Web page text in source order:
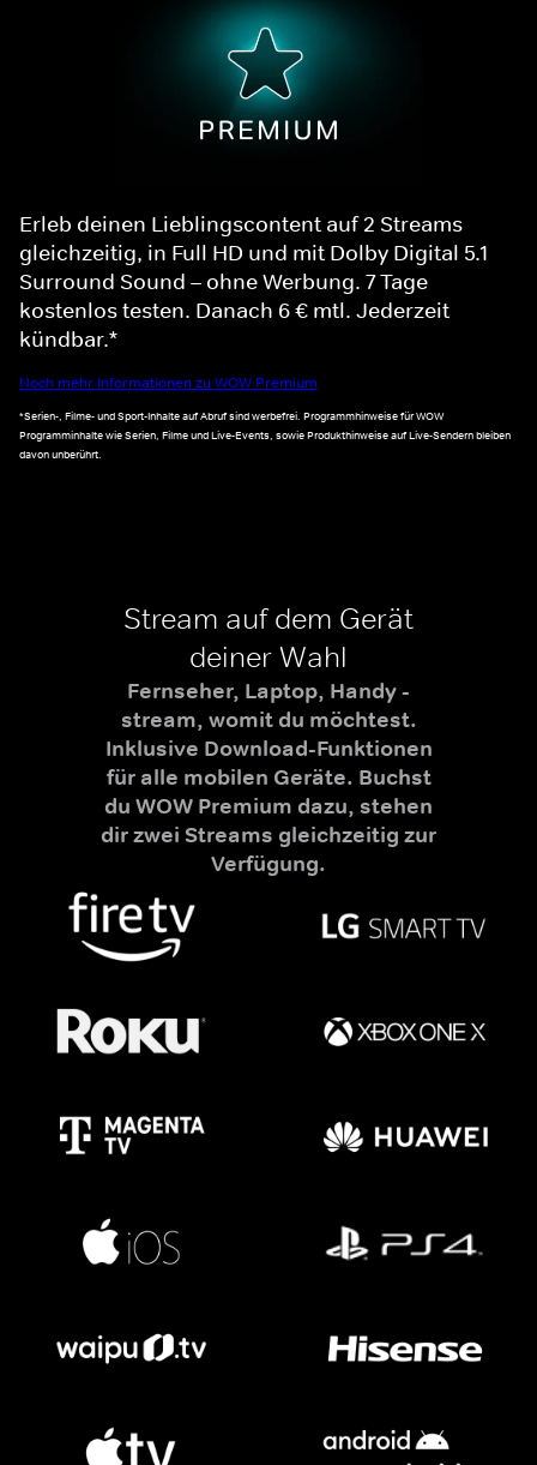
Erleb deinen Lieblingscontent auf 2 Streams
gleichzeitig, in Full HD und mit Dolby Digital 5.1
Surround Sound – ohne Werbung. 7 Tage
kostenlos testen. Danach 6 € mtl. Jederzeit
kündbar.*
Noch mehr Informationen zu WOW Premium
*Serien-, Filme- und Sport-Inhalte auf Abruf sind werbefrei. Programmhinweise für WOW
Programminhalte wie Serien, Filme und Live-Events, sowie Produkthinweise auf Live-Sendern bleiben
davon unberührt.
Stream auf dem Gerät
deiner Wahl
Fernseher, Laptop, Handy -
stream, womit du möchtest.
Inklusive Download-Funktionen
für alle mobilen Geräte. Buchst
du WOW Premium dazu, stehen
dir zwei Streams gleichzeitig zur
Verfügung.